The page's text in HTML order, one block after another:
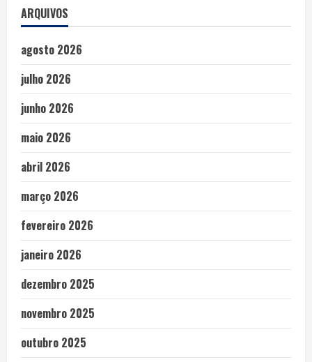
ARQUIVOS
agosto 2026
julho 2026
junho 2026
maio 2026
abril 2026
março 2026
fevereiro 2026
janeiro 2026
dezembro 2025
novembro 2025
outubro 2025